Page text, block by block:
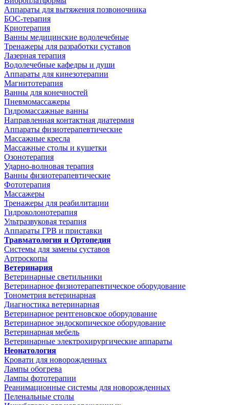
Аппараты для вытяжения позвоночника
БОС-терапия
Криотерапия
Ванны медицинские водолечебные
Тренажеры для разработки суставов
Лазерная терапия
Водолечебные кафедры и души
Аппараты для кинезотерапии
Магнитотерапия
Ванны для конечностей
Пневмомассажеры
Гидромассажные ванны
Направленная контактная диатермия
Аппараты физиотерапевтические
Массажные кресла
Массажные столы и кушетки
Озонотерапия
Ударно-волновая терапия
Ванны физиотерапевтические
Фототерапия
Массажеры
Тренажеры для реабилитации
Гидроколонотерапия
Ультразвуковая терапия
Аппараты ГРВ и приставки
Травматология и Ортопедия
Системы для замены суставов
Артроскопы
Ветеринария
Ветеринарные светильники
Ветеринарное физиотерапевтическое оборудование
Тонометрия ветеринарная
Диагностика ветеринарная
Ветеринарное рентгеновское оборудование
Ветеринарное эндоскопическое оборудование
Ветеринарная мебель
Ветеринарные электрохирургические аппараты
Неонатология
Кровати для новорожденных
Лампы обогрева
Лампы фототерапии
Реанимационные системы для новорожденных
Пеленальные столы